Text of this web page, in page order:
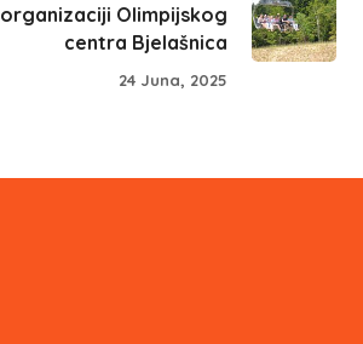
organizaciji Olimpijskog
centra Bjelašnica
24 Juna, 2025